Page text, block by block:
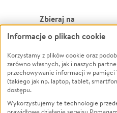
Zbieraj na
Leczenie
Zwierzęta
Pożar
Ukraina
Pomoc Finansowa
Informacje o plikach cookie
Korzystamy z plików cookie oraz
zarówno własnych, jak i naszych
przechowywanie informacji w pamięci
(takiego jak np. laptop, tablet,
dostępu.
Wykorzystujemy te technologie